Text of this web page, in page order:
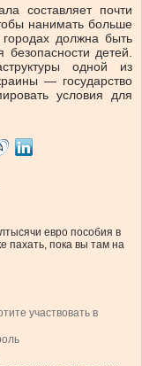
составляет почти
нанимать больше
должна быть
детей.
одной из
— государство
условия для
евро пособия в
пахать, пока вы там на
участвовать в